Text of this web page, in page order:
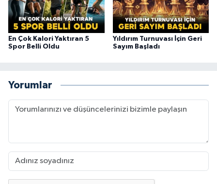
En Çok Kalori Yaktıran 5
Spor Belli Oldu
Yıldırım Turnuvası İçin Geri
Sayım Başladı
Yorumlar